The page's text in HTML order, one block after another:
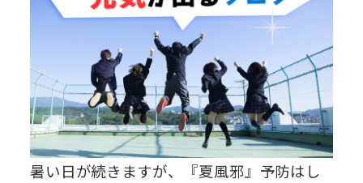
暑い日が続きますが、『夏風邪』予防はし